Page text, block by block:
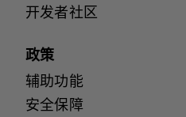
开发者社区
政策
辅助功能
安全保障